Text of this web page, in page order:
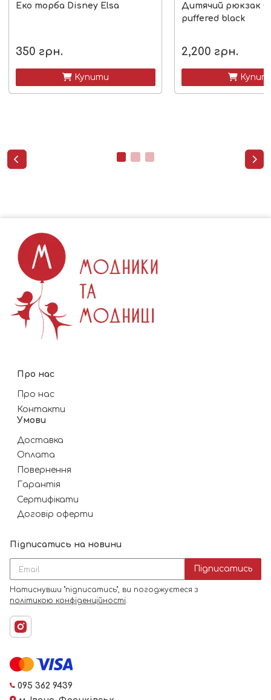
Еко торба Disney Elsa
350 грн.
 Купити
Дитячий рюкзак
puffered black
2,200 грн.

 
Про нас
Про нас
Контакти
Умови
Доставка
Оплата
Повернення
Гарантія
Сертифікати
Договір оферти
Підписатись на новини
Підписатись
Натиснувши "підписатись", ви погоджуєтеся з
політикою конфіденційності.
095 362 9439